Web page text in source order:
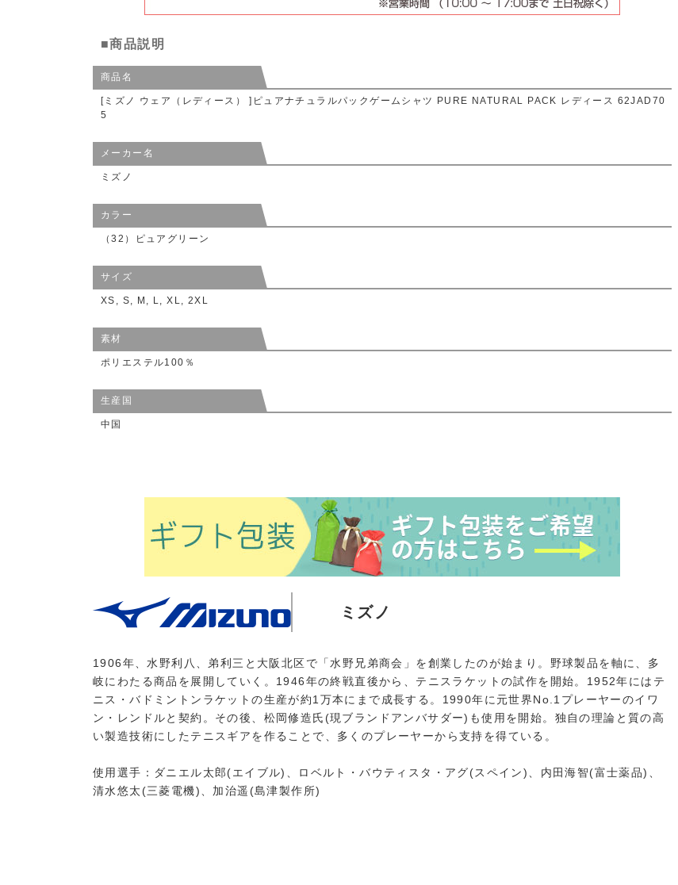
■商品説明
商品名
[ミズノ ウェア（レディース） ]ピュアナチュラルパックゲームシャツ PURE NATURAL PACK レディース 62JAD70
5
メーカー名
ミズノ
カラー
（32）ピュアグリーン
サイズ
XS, S, M, L, XL, 2XL
素材
ポリエステル100％
生産国
中国
ミズノ
1906年、水野利八、弟利三と大阪北区で「水野兄弟商会」を創業したのが始まり。野球製品を軸に、多
岐にわたる商品を展開していく。1946年の終戦直後から、テニスラケットの試作を開始。1952年にはテ
ニス・バドミントンラケットの生産が約1万本にまで成長する。1990年に元世界No.1プレーヤーのイワ
ン・レンドルと契約。その後、松岡修造氏(現ブランドアンバサダー)も使用を開始。独自の理論と質の高
い製造技術にしたテニスギアを作ることで、多くのプレーヤーから支持を得ている。
使用選手：ダニエル太郎(エイブル)、ロベルト・バウティスタ・アグ(スペイン)、内田海智(富士薬品)、
清水悠太(三菱電機)、加治遥(島津製作所)